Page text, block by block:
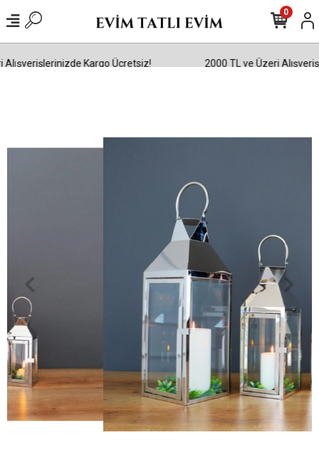
Kargo Ücretsiz! 2000 TL ve Üzeri
0